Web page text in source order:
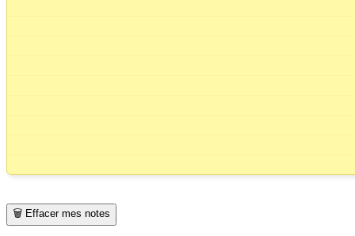
🗑️ Effacer mes notes